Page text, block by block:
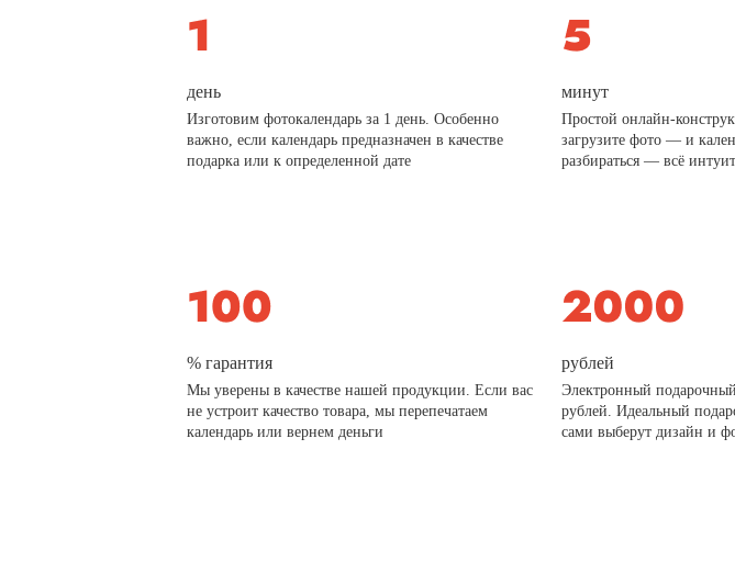
день
Изготовим фотокалендарь за 1 день. Особенно
важно, если календарь предназначен в качестве
подарка или к определенной дате
минут
Простой онлайн-
загрузите фото — и
разбираться — всё
% гарантия
Мы уверены в качестве нашей продукции. Если вас
не устроит качество товара, мы перепечатаем
календарь или вернем деньги
рублей
Электронный
рублей. Идеальный
сами выберут дизайн и